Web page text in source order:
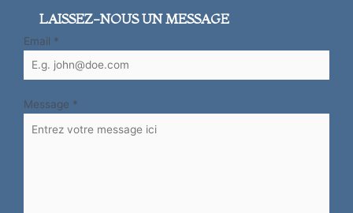
LAISSEZ-NOUS UN MESSAGE
Email *
Message *